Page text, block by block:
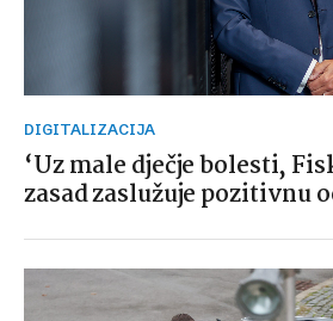
DIGITALIZACIJA
‘Uz male dječje bolesti,
zasad zaslužuje pozitivnu